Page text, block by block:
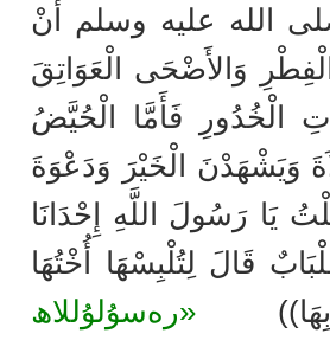
الله عليه وسلم أَنْ
وَالأَضْحَى الْعَوَاتِقَ
الْخُدُورِ فَأَمَّا الْحُيَّضُ
وَيَشْهَدْنَ الْخَيْرَ وَدَعْوَةَ
يَا رَسُولَ اللَّهِ إِحْدَانَا
قَالَ لِتُلْبِسْهَا أُخْتُهَا
«رەسۇلۇللاھ